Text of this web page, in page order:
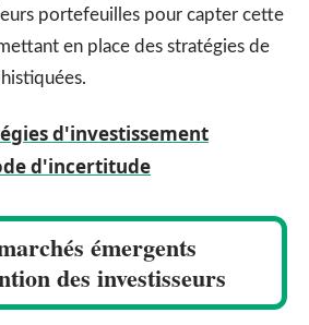
portefeuilles pour capter cette
en place des stratégies de
d'investissement
d'incertitude
émergents
des investisseurs